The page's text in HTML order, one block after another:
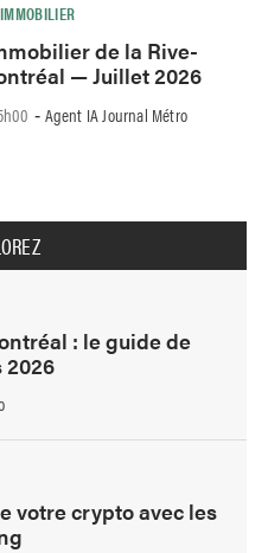
de la Rive-
— Juillet 2026
- Agent IA Journal Métro
: le guide de
2026
votre crypto avec les